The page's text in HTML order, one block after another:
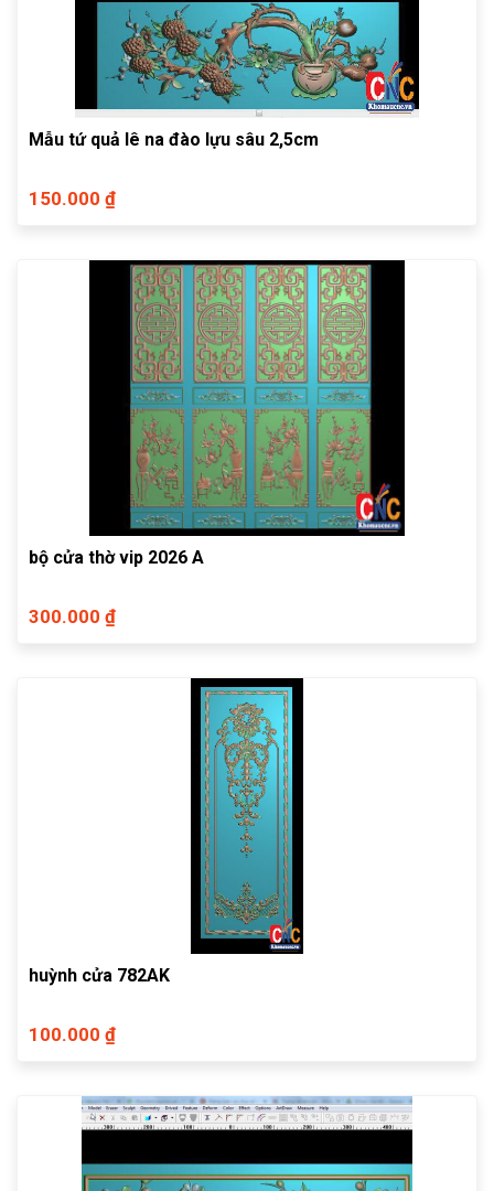
Mẫu tứ quả lê na đào lựu sâu 2,5cm
150.000 ₫
bộ cửa thờ vip 2026 A
300.000 ₫
huỳnh cửa 782AK
100.000 ₫